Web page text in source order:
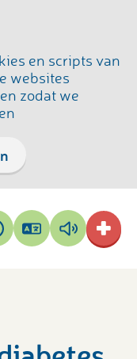
en scripts van
websites
zodat we
Pagina
vertalen
Pagina
voorlezen